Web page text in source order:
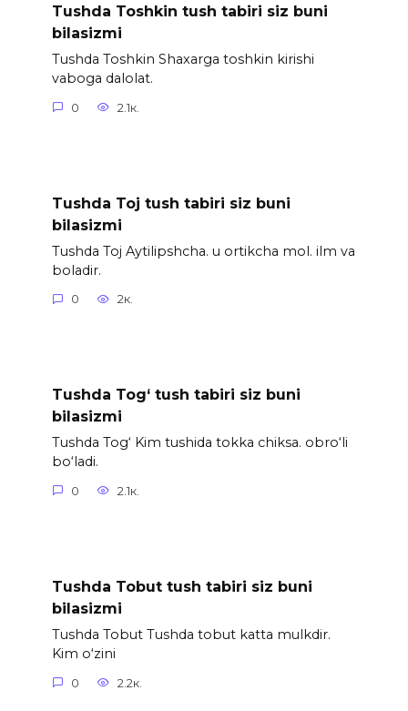
Tushda Toshkin tush tabiri siz buni
bilasizmi
Tushda Toshkin Shaxarga toshkin kirishi
vaboga dalolat.
0 2.1к.
Tushda Toj tush tabiri siz buni
bilasizmi
Tushda Toj Aytilipshcha. u ortikcha mol. ilm va
boladir.
0 2к.
Tushda Tog‘ tush tabiri siz buni
bilasizmi
Tushda Tog‘ Kim tushida tokka chiksa. obro‘li
bo‘ladi.
0 2.1к.
Tushda Tobut tush tabiri siz buni
bilasizmi
Tushda Tobut Tushda tobut katta mulkdir.
Kim o‘zini
0 2.2к.